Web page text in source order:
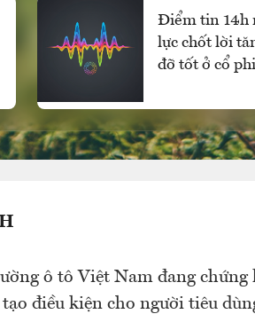
Điểm tin 14h
lực chốt lời
đỡ tốt ở cổ
ròng
ô tô Việt Nam đang chứng
điều kiện cho người tiêu